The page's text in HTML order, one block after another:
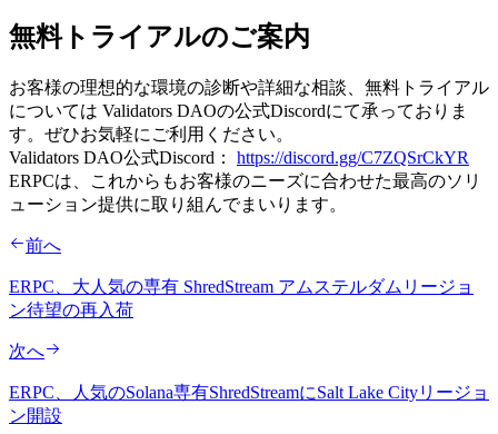
無料トライアルのご案内
お客様の理想的な環境の診断や詳細な相談、無料トライアル
については Validators DAOの公式Discordにて承っておりま
す。ぜひお気軽にご利用ください。
Validators DAO公式Discord： https://discord.gg/C7ZQSrCkYR
ERPCは、これからもお客様のニーズに合わせた最高のソリ
ューション提供に取り組んでまいります。
前へ
ERPC、大人気の専有 ShredStream アムステルダムリージョ
ン待望の再入荷
次へ
ERPC、人気のSolana専有ShredStreamにSalt Lake Cityリージョ
ン開設